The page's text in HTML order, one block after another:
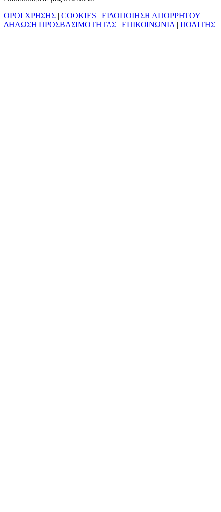
ΟΡΟΙ ΧΡΗΣΗΣ | COOKIES | ΕΙΔΟΠΟΙΗΣΗ ΑΠΟΡΡΗΤΟΥ |
ΔΗΛΩΣΗ ΠΡΟΣΒΑΣΙΜΟΤΗΤΑΣ | ΕΠΙΚΟΙΝΩΝΙΑ | ΠΟΛΙΤΗΣ